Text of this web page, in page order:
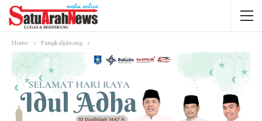
Home Pangkalpinang